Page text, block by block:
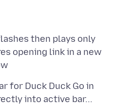
then plays only
opening link in a new
for Duck Duck Go in